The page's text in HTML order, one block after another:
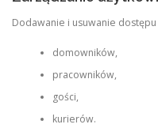
Dodawanie i usuwanie dostępu
domowników,
pracowników,
gości,
kurierów.